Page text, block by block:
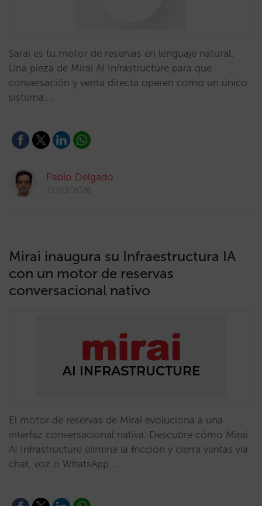
Sarai es tu motor de reservas en lenguaje natural.
Una pieza de Mirai AI Infrastructure para que
conversación y venta directa operen como un único
sistema.…
Pablo Delgado
12/03/2026
Mirai inaugura su Infraestructura IA
con un motor de reservas
conversacional nativo
El motor de reservas de Mirai evoluciona a una
interfaz conversacional nativa. Descubre cómo Mirai
AI Infrastructure elimina la fricción y cierra ventas vía
chat, voz o WhatsApp.…